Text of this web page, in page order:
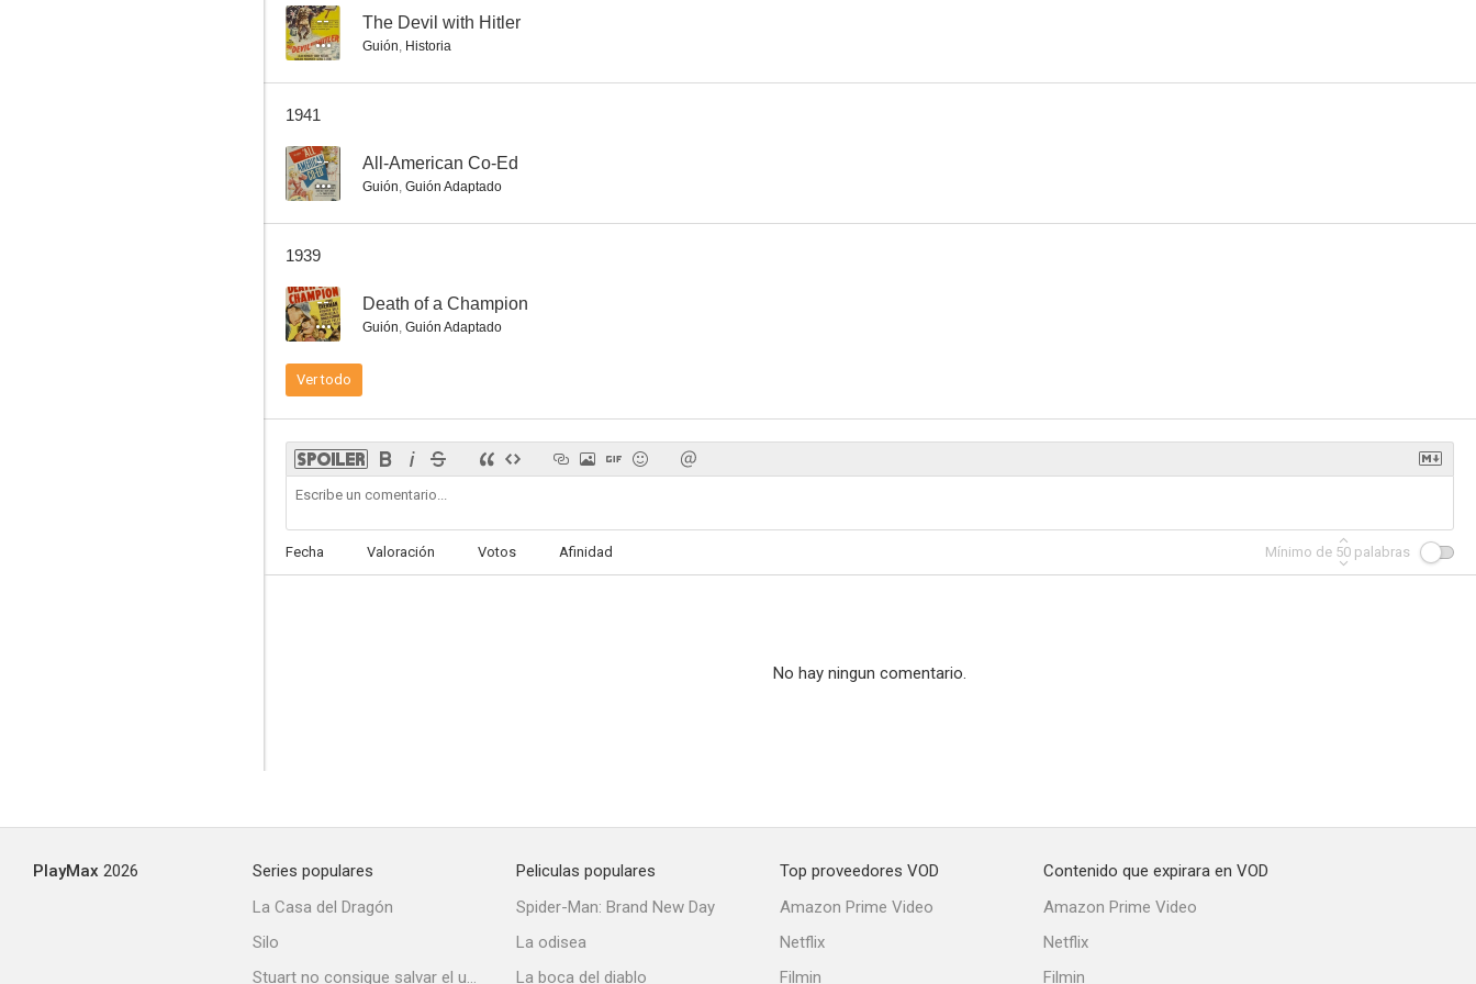
-- The Devil with Hitler
Guión, Historia
1941
-- All-American Co-Ed
Guión, Guión Adaptado
1939
-- Death of a Champion
Guión, Guión Adaptado
Ver todo
Fecha Valoración Votos Afinidad Mínimo de 50 palabras
No hay ningun comentario.
PlayMax 2026
Series populares
La Casa del Dragón
Silo
Stuart no consigue salvar el universo
Peliculas populares
Spider-Man: Brand New Day
La odisea
La boca del diablo
Top proveedores VOD
Amazon Prime Video
Netflix
Filmin
Contenido que expirara en VOD
Amazon Prime Video
Netflix
Filmin